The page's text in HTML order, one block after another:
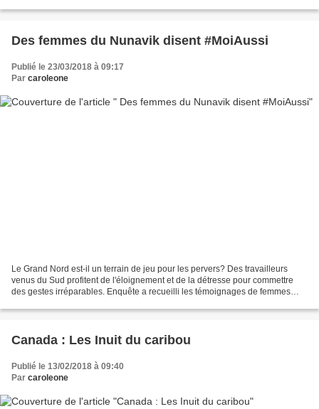
Des femmes du Nunavik disent #MoiAussi
Publié le 23/03/2018 à 09:17
Par caroleone
Le Grand Nord est-il un terrain de jeu pour les pervers? Des travailleurs
venus du Sud profitent de l'éloignement et de la détresse pour commettre
des gestes irréparables. Enquête a recueilli les témoignages de femmes
Canada : Les Inuit du caribou
Publié le 13/02/2018 à 09:40
Par caroleone